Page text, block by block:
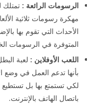
الرسومات الرائعة :
مهكرة رسومات ثلاثية
الأحداث التي تقوم بها
المتوفرة في الرسومات
اللعب الأوفلاين :
بأنها تدعم العمل في وضع
لكي تستمتع بها بل
باتصال الهاتف بالإنترنت.